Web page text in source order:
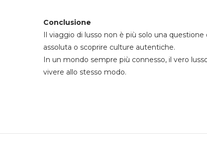
Conclusione
Il viaggio di lusso non è più solo una
assoluta o scoprire culture autentiche.
In un mondo sempre più connesso, il vero
vivere allo stesso modo.